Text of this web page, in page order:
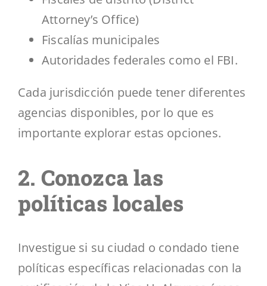
Attorney’s Office)
Fiscalías municipales
Autoridades federales como el FBI.
Cada jurisdicción puede tener diferentes
agencias disponibles, por lo que es
importante explorar estas opciones.
2. Conozca las
políticas locales
Investigue si su ciudad o condado tiene
políticas específicas relacionadas con la